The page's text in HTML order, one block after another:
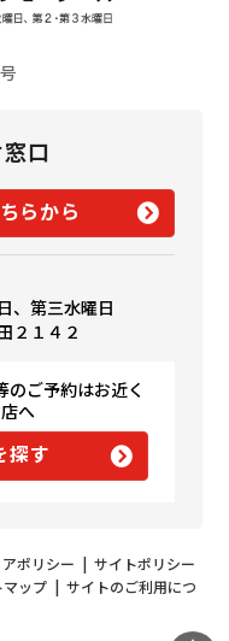
口
らから
、第三水曜日
２１４２
のご予約はお近く
へ
探す
ポリシー | サイトポリシー
ップ| サイトのご利用につ